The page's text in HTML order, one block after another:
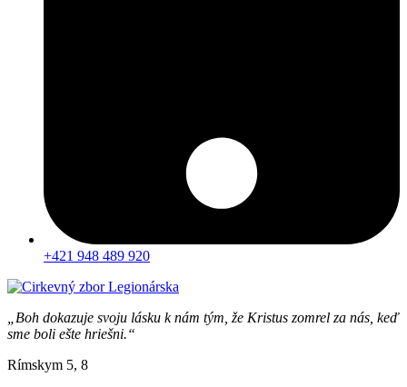
+421 948 489 920
„Boh dokazuje svoju lásku k nám tým, že Kristus zomrel za nás, keď
sme boli ešte hriešni.“
Rímskym 5, 8